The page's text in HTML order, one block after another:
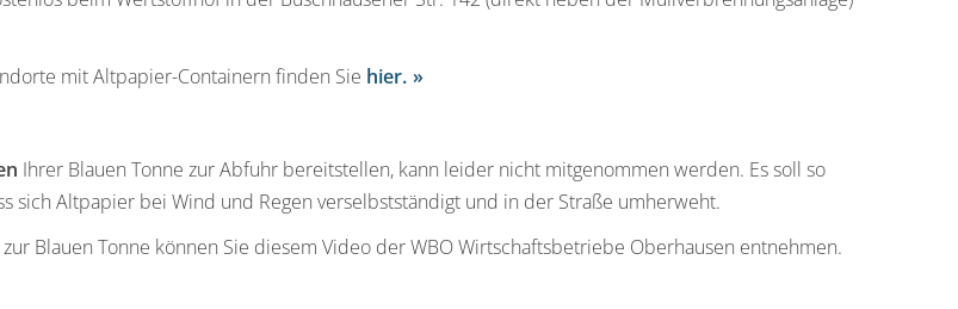
mit Altpapier-Containern finden Sie hier.
Ihrer Blauen Tonne zur Abfuhr bereitstellen, kann leider nicht mitgenommen werden. Es soll so
sich Altpapier bei Wind und Regen verselbstständigt und in der Straße umherweht.
Blauen Tonne können Sie diesem Video der WBO Wirtschaftsbetriebe Oberhausen entnehmen.